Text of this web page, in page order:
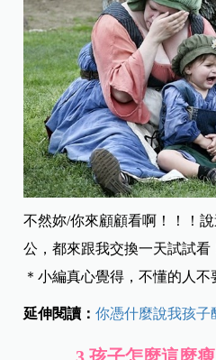
不然妳/你來顧顧看啊！！！
公，都來跟我交換一天試試看
＊小編真心覺得，不懂的人
延伸閱讀：你憑什麼說我孩子